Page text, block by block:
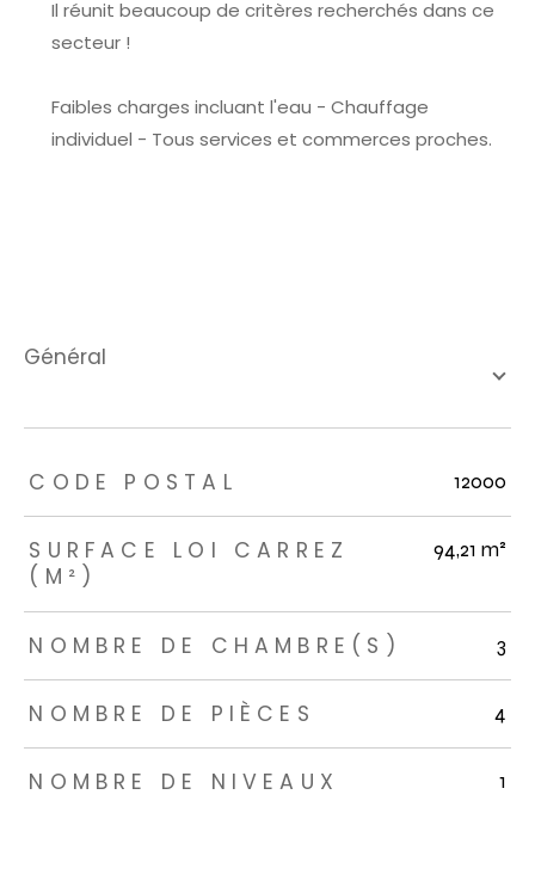
Il réunit beaucoup de critères recherchés dans ce
secteur !
Faibles charges incluant l'eau - Chauffage
individuel - Tous services et commerces proches.
général
TRAD_ZEPHYR_Caracteristique TRAD_ZEPHYR_Valeurs
CODE POSTAL 12000
SURFACE LOI CARREZ
(M²)
94,21 m²
NOMBRE DE CHAMBRE(S) 3
NOMBRE DE PIÈCES 4
NOMBRE DE NIVEAUX 1